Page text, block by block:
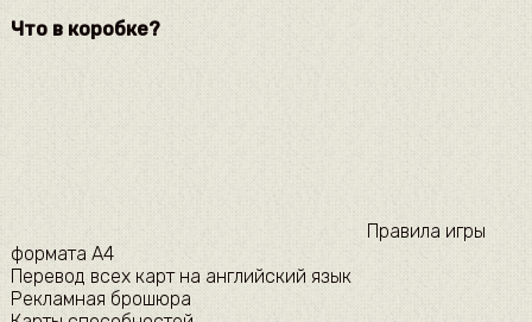
Что в коробке?
Правила игры
формата А4
Перевод всех карт на английский язык
Рекламная брошюра